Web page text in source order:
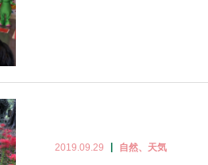
2019.09.29 自然、天気